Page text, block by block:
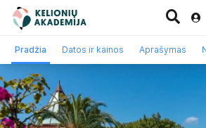
Paskutinė
minutė
Pažintinės
kelionės
Pradžia Datos ir kainos Aprašymas